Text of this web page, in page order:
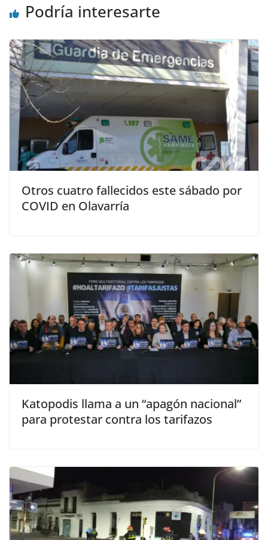
Podría interesarte
Otros cuatro fallecidos este sábado por
COVID en Olavarría
Katopodis llama a un “apagón nacional”
para protestar contra los tarifazos